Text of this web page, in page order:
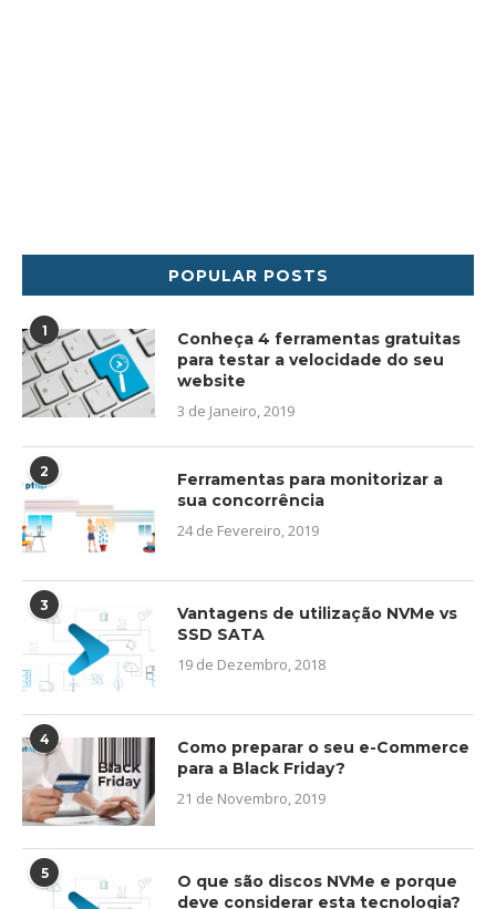
POPULAR POSTS
1
Conheça 4 ferramentas gratuitas
para testar a velocidade do seu
website
3 de Janeiro, 2019
2
Ferramentas para monitorizar a
sua concorrência
24 de Fevereiro, 2019
3
Vantagens de utilização NVMe vs
SSD SATA
19 de Dezembro, 2018
4
Como preparar o seu e-Commerce
para a Black Friday?
21 de Novembro, 2019
5
O que são discos NVMe e porque
deve considerar esta tecnologia?